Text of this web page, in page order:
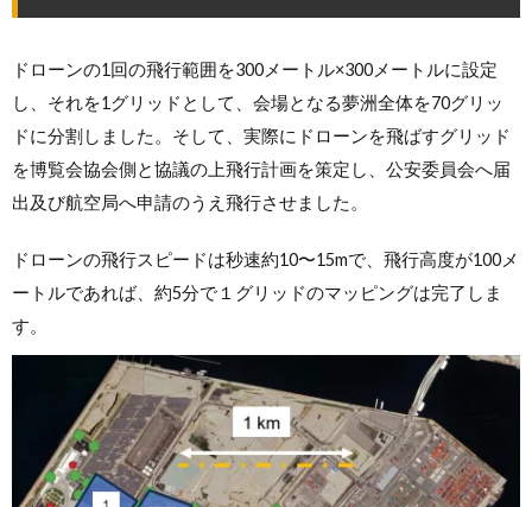
ドローンの1回の飛行範囲を300メートル×300メートルに設定
し、それを1グリッドとして、会場となる夢洲全体を70グリッ
ドに分割しました。そして、実際にドローンを飛ばすグリッド
を博覧会協会側と協議の上飛行計画を策定し、公安委員会へ届
出及び航空局へ申請のうえ飛行させました。
ドローンの飛行スピードは秒速約10〜15mで、飛行高度が100メ
ートルであれば、約5分で１グリッドのマッピングは完了しま
す。